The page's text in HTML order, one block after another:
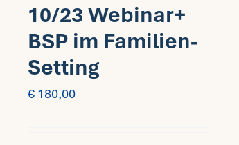
10/23 Webinar+
BSP im Familien-
Setting
€ 180,00